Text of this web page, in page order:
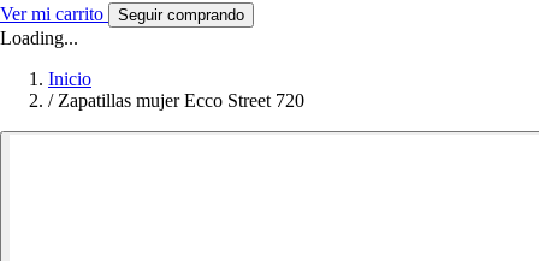
Ver mi carrito Seguir comprando
Loading...
Inicio
/ Zapatillas mujer Ecco Street 720